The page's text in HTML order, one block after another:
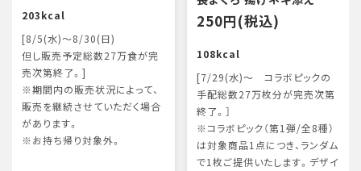
203kcal
[8/5(水)～8/30(日)
但し販売予定総数27万食が完
売次第終了。]
※期間内の販売状況によって、
販売を継続させていただく場合
があります。
※お持ち帰り対象外。
250円(税込)
108kcal
[7/29(水)～ コラボピックの
手配総数27万枚分が完売次第
終了。］
※コラボピック（第1弾/全8種）
は対象商品1点につき、ランダム
で1枚ご提供いたします。デザイ